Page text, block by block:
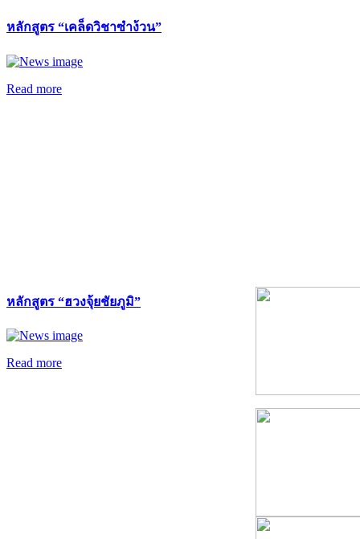
หลักสูตร “เคล็ดวิชาซำง้วน”
Read more
หลักสูตร “ฮวงจุ้ยชัยภูมิ”
Read more